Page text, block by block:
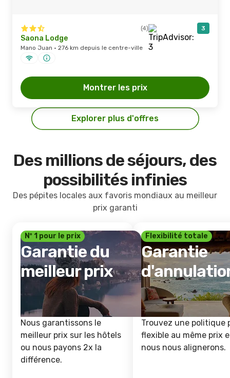
(4) 3
Saona Lodge
Mano Juan · 276 km depuis le centre-ville
Montrer les prix
Explorer plus d'offres
Des millions de séjours, des
possibilités infinies
Des pépites locales aux favoris mondiaux au meilleur
prix garanti
Nº 1 pour le prix
Garantie du
meilleur prix
Nous garantissons le
meilleur prix sur les hôtels
ou nous payons 2x la
différence.
Flexibilité totale
Garantie
Trouvez une politique
flexible au même prix
nous nous alignerons.